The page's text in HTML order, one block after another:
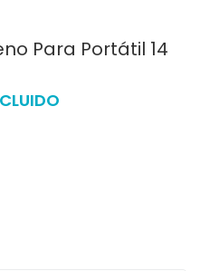
Para Portátil 14